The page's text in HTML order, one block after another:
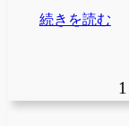
続きを読む
1